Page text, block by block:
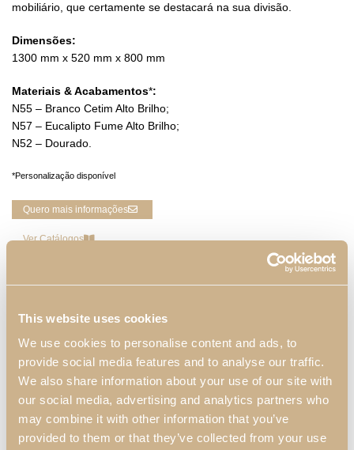
This website uses cookies
We use cookies to personalise content and ads, to
provide social media features and to analyse our traffic.
We also share information about your use of our site with
our social media, advertising and analytics partners who
may combine it with other information that you’ve
provided to them or that they’ve collected from your use
mobiliário, que certamente se destacará na sua divisão.
Dimensões:
1300 mm x 520 mm x 800 mm
Materiais & Acabamentos*:
N55 – Branco Cetim Alto Brilho;
N57 – Eucalipto Fume Alto Brilho;
N52 – Dourado.
*Personalização disponível
Quero mais informações
Ver Catálogos